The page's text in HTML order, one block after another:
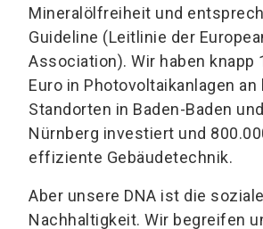
Mineralölfreiheit und
Guideline (Leitlinie der
Association). Wir haben knapp
Euro in Photovoltaikanlagen an
Standorten in Baden-Baden
Nürnberg investiert und
effiziente Gebäudetechnik.
Aber unsere DNA ist die soziale
Nachhaltigkeit. Wir begreifen